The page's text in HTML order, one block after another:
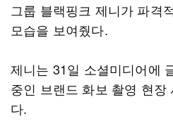
그룹 블랙핑크 제니가 파격
모습을 보여줬다.
제니는 31일 소셜미디어에
중인 브랜드 화보 촬영 현장
다.